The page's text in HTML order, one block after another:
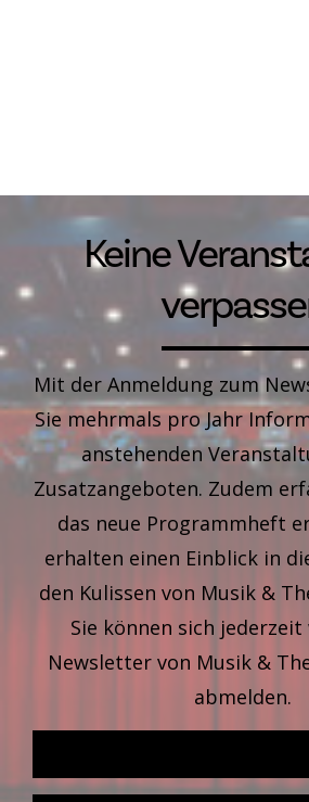
Keine
Mit der Anmeldung zum
Sie mehrmals pro Jahr
anstehenden
Zusatzangeboten. Zudem
das neue Programmheft
erhalten einen Einblick in
den Kulissen von Musik &
Sie können sich
Newsletter von Musik &
abmelden.